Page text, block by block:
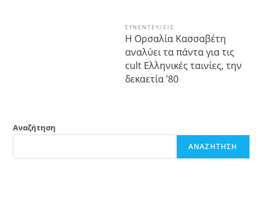
ΣΥΝΕΝΤΕΎΞΕΙΣ
Η Ορσαλία Κασσαβέτη
αναλύει τα πάντα για τις
cult Ελληνικές ταινίες, την
δεκαετία ’80
Αναζήτηση
ΑΝΑΖΉΤΗΣΗ